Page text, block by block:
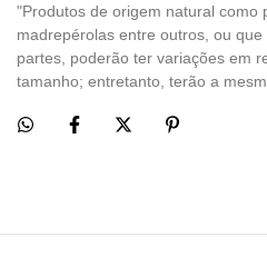
"Produtos de origem natural como
madrepérolas entre outros, ou
partes, poderão ter variações em
tamanho; entretanto, terão a